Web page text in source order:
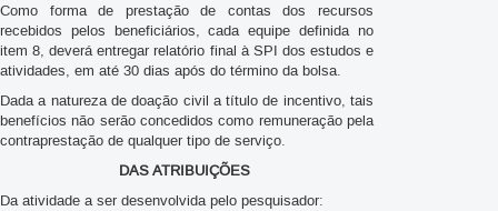
Como forma de prestação de contas dos recursos
recebidos pelos beneficiários, cada equipe definida no
item 8, deverá entregar relatório final à SPI dos estudos e
atividades, em até 30 dias após do término da bolsa.
Dada a natureza de doação civil a título de incentivo, tais
benefícios não serão concedidos como remuneração pela
contraprestação de qualquer tipo de serviço.
DAS ATRIBUIÇÕES
Da atividade a ser desenvolvida pelo pesquisador: